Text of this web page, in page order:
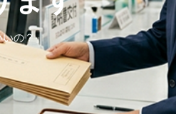
いの？」